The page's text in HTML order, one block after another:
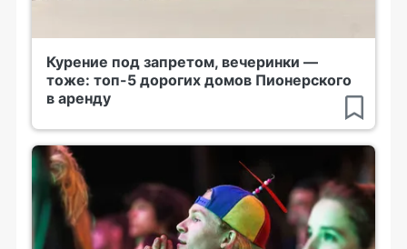
Курение под запретом, вечеринки —
тоже: топ-5 дорогих домов Пионерского
в аренду